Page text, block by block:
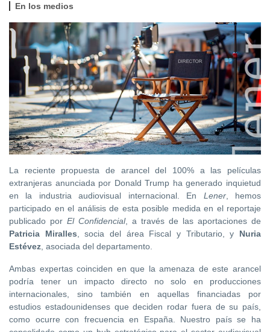
En los medios
La reciente propuesta de arancel del 100% a las películas
extranjeras anunciada por Donald Trump ha generado inquietud
en la industria audiovisual internacional. En Lener, hemos
participado en el análisis de esta posible medida en el reportaje
publicado por El Confidencial, a través de las aportaciones de
Patricia Miralles, socia del área Fiscal y Tributario, y Nuria
Estévez, asociada del departamento.
Ambas expertas coinciden en que la amenaza de este arancel
podría tener un impacto directo no solo en producciones
internacionales, sino también en aquellas financiadas por
estudios estadounidenses que deciden rodar fuera de su país,
como ocurre con frecuencia en España. Nuestro país se ha